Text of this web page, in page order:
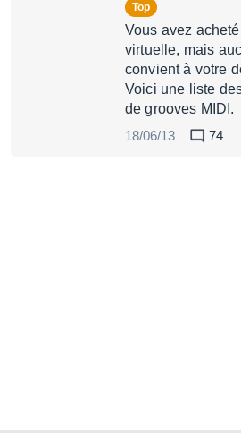
Top
Vous avez
virtuelle, mais
convient à votre
Voici une liste
de grooves MIDI.
18/06/13
74